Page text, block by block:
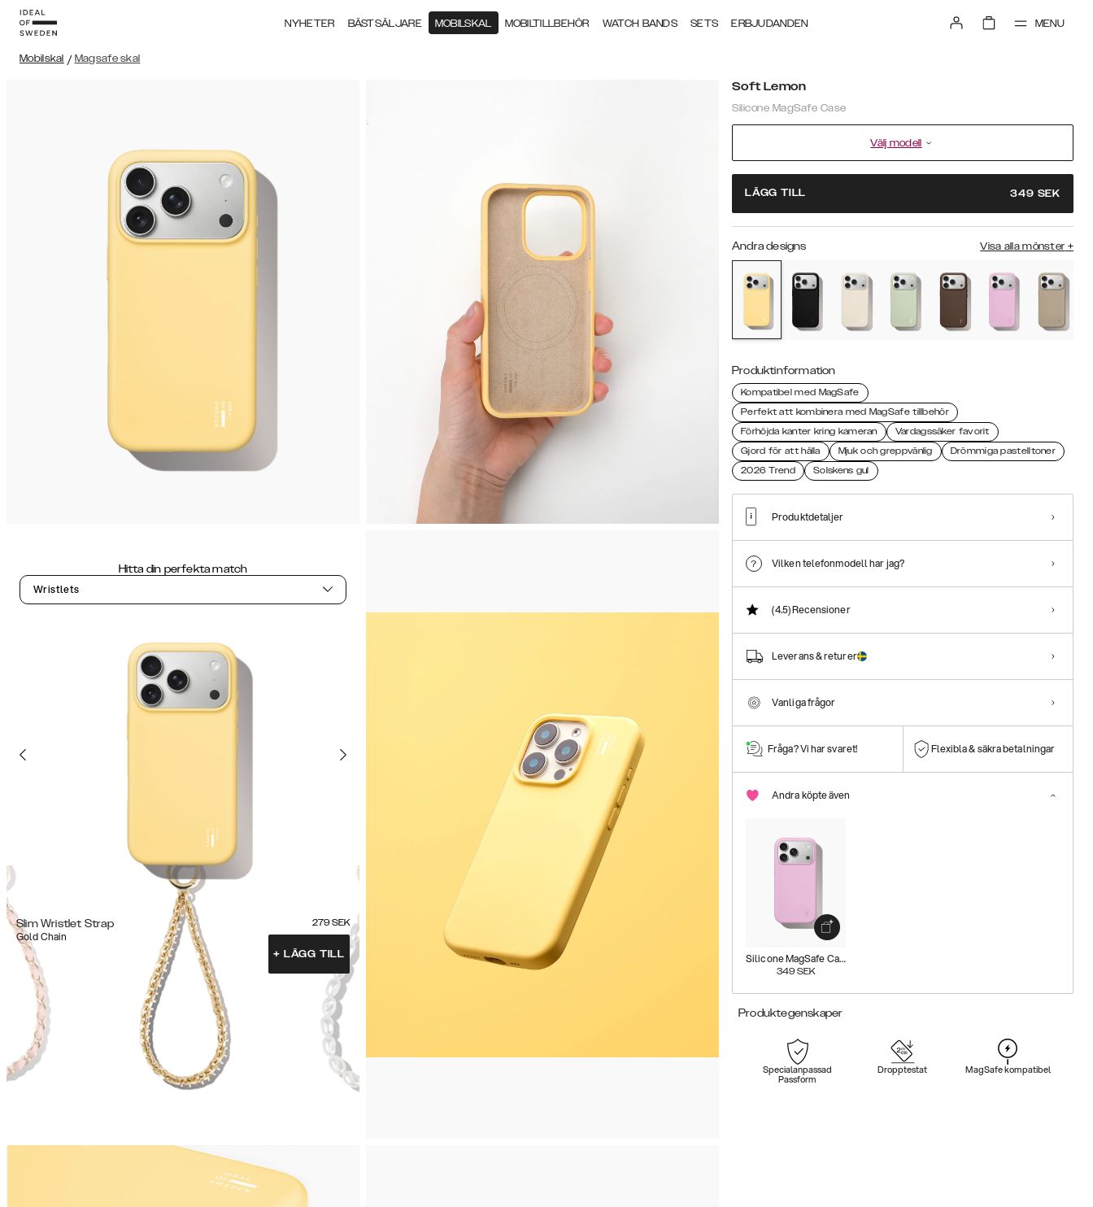
NYHETER BÄSTSÄLJARE MOBILSKAL MOBILTILLBEHÖR WATCH BANDS SETS ERBJUDANDEN MENU
Mobilskal / Magsafe skal
Hitta din perfekta match
Wristlets
Slim Wristlet Strap
Gold Chain
279 SEK
+ LÄGG TILL
Soft Lemon
Silicone MagSafe Case
Välj modell
LÄGG TILL 349 SEK
Andra designs Visa alla mönster +
Produktinformation
Kompatibel med MagSafe
Perfekt att kombinera med MagSafe tillbehör
Förhöjda kanter kring kameran
Vardagssäker favorit
Gjord för att hålla
Mjuk och greppvänlig
Drömmiga pastelltoner
2026 Trend
Solskens gul
Produktdetaljer
Vilken telefonmodell har jag?
(4.5)Recensioner
Leverans & returer
Vanliga frågor
Fråga? Vi har svaret! Flexibla & säkra betalningar
Andra köpte även
Silicone MagSafe Case
349 SEK
Produktegenskaper
Specialanpassad
Passform
Dropptestat MagSafe kompatibel